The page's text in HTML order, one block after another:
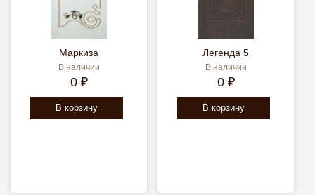
Маркиза
В наличии
0 ₽
В корзину
Легенда 5
В наличии
0 ₽
В корзину